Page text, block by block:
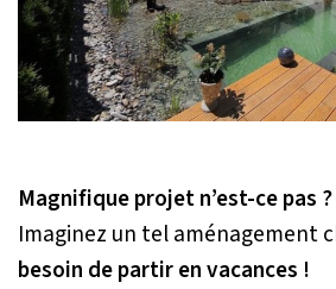
Magnifique projet n’est-ce pas ?
Imaginez un tel aménagement
besoin de partir en vacances !